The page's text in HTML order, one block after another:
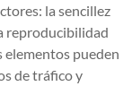
la sencillez
reproducibilidad
elementos pueden
de tráfico y